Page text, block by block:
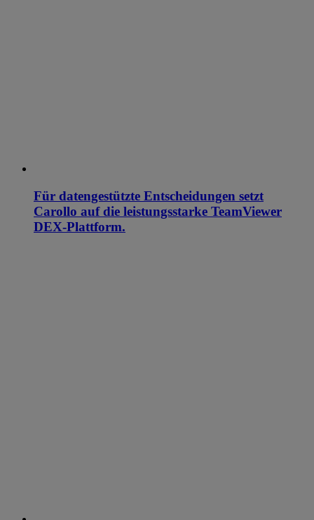
Für datengestützte Entscheidungen setzt
Carollo auf die leistungsstarke TeamViewer
DEX-Plattform.